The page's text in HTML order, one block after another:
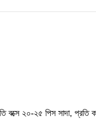
বক্সে ২০-২৫ পিস সাদা, প্রতি